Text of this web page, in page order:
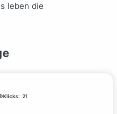
leben die
Klicks: 21